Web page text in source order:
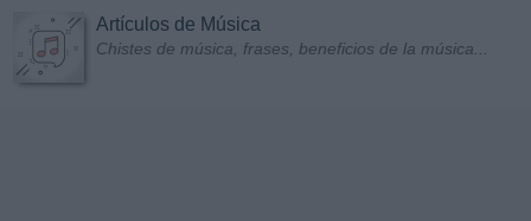
Artículos de Música
Chistes de música, frases, beneficios de la música...